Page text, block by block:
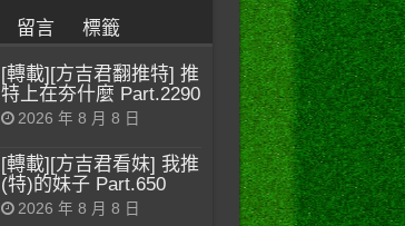
留言 標籤
[轉載][方吉君翻推特] 推
特上在夯什麼 Part.2290
2026 年 8 月 8 日
[轉載][方吉君看妹] 我推
(特)的妹子 Part.650
2026 年 8 月 8 日